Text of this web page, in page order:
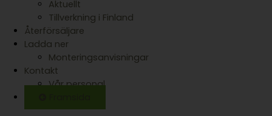
Aktuellt
Tillverkning i Finland
Återförsäljare
Ladda ner
Monteringsanvisningar
Kontakt
Vår personal